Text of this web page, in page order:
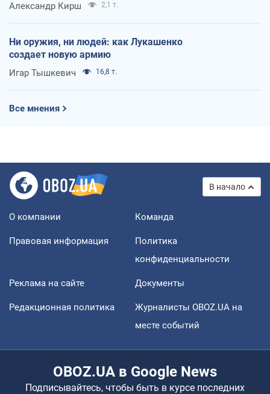
Александр Кирш 2,1 т.
Ни оружия, ни людей: как Лукашенко
создает новую армию
Игар Тышкевич 16,8 т.
Все мнения
В начало
О компании Команда
Правовая информация
Политика
конфиденциальности
Реклама на сайте Документы
Редакционная политика
Журналисты OBOZ.UA на
месте событий
OBOZ.UA в Google News
Подписывайтесь, чтобы быть в курсе последних